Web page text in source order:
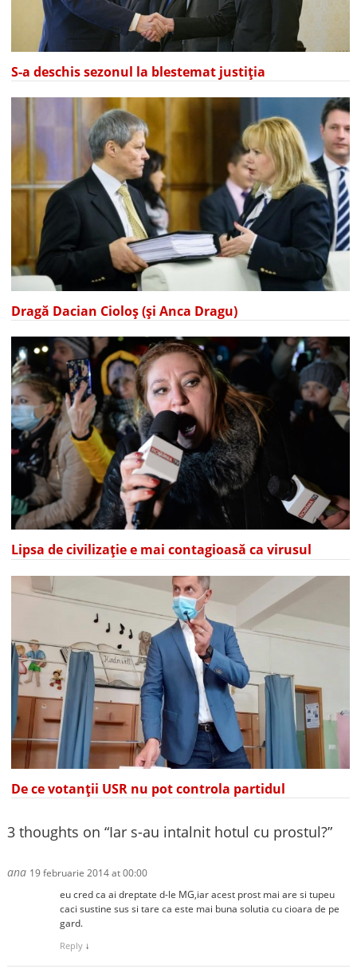
S-a deschis sezonul la blestemat justiția
Dragă Dacian Cioloș (și Anca Dragu)
Lipsa de civilizație e mai contagioasă ca virusul
De ce votanții USR nu pot controla partidul
3 thoughts on “Iar s-au intalnit hotul cu prostul?”
ana 19 februarie 2014 at 00:00
eu cred ca ai dreptate d-le MG,iar acest prost mai are si tupeu
caci sustine sus si tare ca este mai buna solutia cu cioara de pe
gard.
Reply ↓